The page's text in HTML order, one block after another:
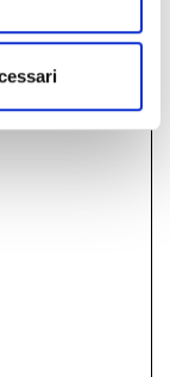
Bellaria